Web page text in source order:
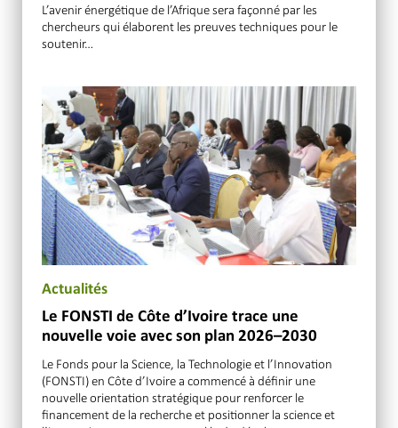
L’avenir énergétique de l’Afrique sera façonné par les
chercheurs qui élaborent les preuves techniques pour le
soutenir…
Actualités
Le FONSTI de Côte d’Ivoire trace une
nouvelle voie avec son plan 2026–2030
Le Fonds pour la Science, la Technologie et l’Innovation
(FONSTI) en Côte d’Ivoire a commencé à définir une
nouvelle orientation stratégique pour renforcer le
financement de la recherche et positionner la science et